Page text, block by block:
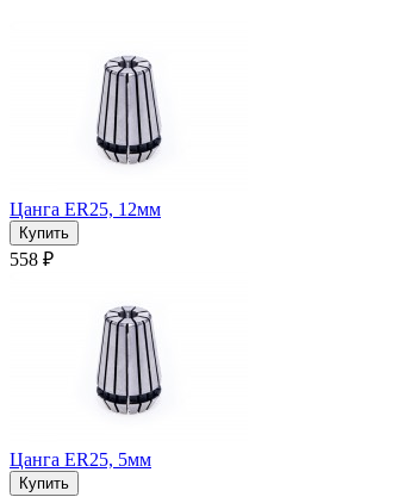
Цанга ER25, 12мм
558 ₽
Цанга ER25, 5мм